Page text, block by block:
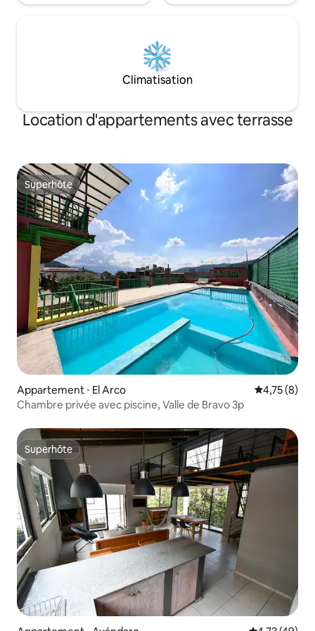
Climatisation
Location d'appartements avec terrasse
Superhôte
Superhôte
Appartement ⋅ El Arco Évaluation
4,75 (8)
Chambre privée avec piscine, Valle de Bravo 3p
Superhôte
Superhôte